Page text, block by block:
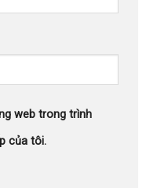
web trong trình
của tôi.